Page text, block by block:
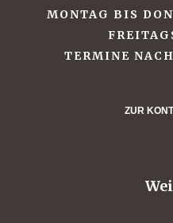
MONTAG BIS
TERMINE
ZUR